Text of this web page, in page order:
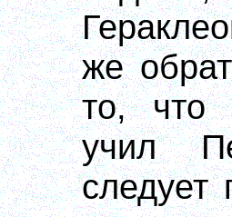
же
то, что
учил
следует